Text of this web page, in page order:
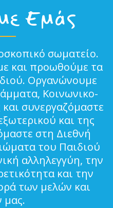
Εμάς
σωματείο.
και προωθούμε τα
Οργανώνουμε
Κοινωνικο-
και συνεργαζόμαστε
και της
στη Διεθνή
του Παιδιού
αλληλεγγύη, την
και την
των μελών και
μας.